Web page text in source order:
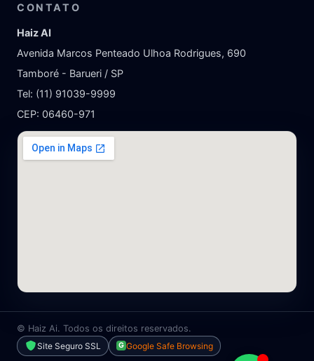
CONTATO
Haiz AI
Avenida Marcos Penteado Ulhoa Rodrigues, 690
Tamboré - Barueri / SP
Tel: (11) 91039-9999
CEP: 06460-971
© Haiz Ai. Todos os direitos reservados.
Site Seguro SSL
G Google Safe Browsing